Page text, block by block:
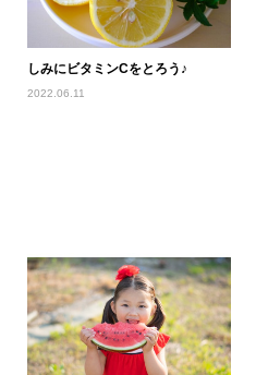
しみにビタミンCをとろう♪
2022.06.11